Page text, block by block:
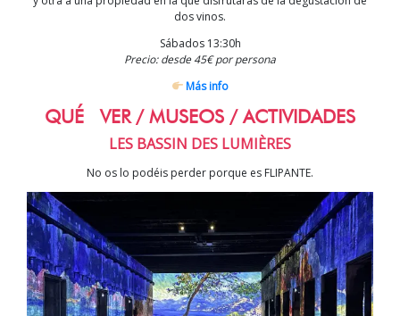
dos vinos.
Sábados 13:30h
Precio: desde 45€ por persona
Más info
QUÉ VER / MUSEOS / ACTIVIDADES
LES BASSIN DES LUMIÈRES
No os lo podéis perder porque es FLIPANTE.